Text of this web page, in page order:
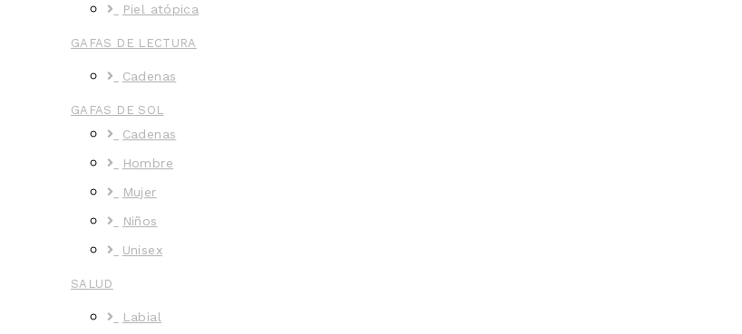
Piel atópica
GAFAS DE LECTURA
Cadenas
GAFAS DE SOL
Cadenas
Hombre
Mujer
Niños
Unisex
SALUD
Labial